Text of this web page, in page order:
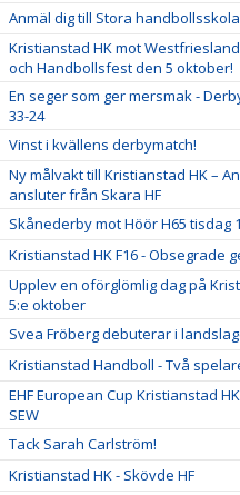
Anmäl dig till Stora
Kristianstad HK mot Westfriesland
och Handbollsfest den 5 oktober!
En seger som ger mersmak -
33-24
Vinst i kvällens derbymatch!
Ny målvakt till Kristianstad HK –
ansluter från Skara HF
Skånederby mot Höör H65 tisdag
Kristianstad HK F16 - Obsegrade
Upplev en oförglömlig dag på
5:e oktober
Svea Fröberg debuterar i
Kristianstad Handboll - Två
EHF European Cup Kristianstad
SEW
Tack Sarah Carlström!
Kristianstad HK - Skövde HF